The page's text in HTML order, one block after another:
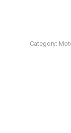
Category: